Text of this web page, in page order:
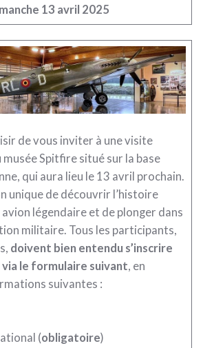
13 avril 2025
de vous inviter à une visite
Spitfire situé sur la base
qui aura lieu le 13 avril prochain.
unique de découvrir l’histoire
légendaire et de plonger dans
militaire. Tous les participants,
doivent bien entendu s’inscrire
le formulaire suivant, en
suivantes :
(obligatoire)